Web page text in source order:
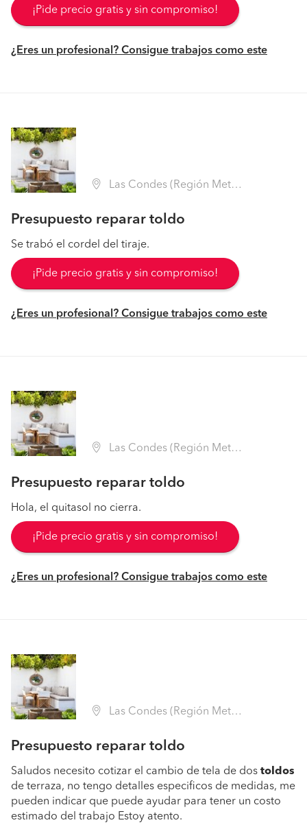
¡Pide precio gratis y sin compromiso!
¿Eres un profesional? Consigue trabajos como este
Las Condes (Región Metropolitana - Santiago)
Presupuesto reparar toldo
Se trabó el cordel del tiraje.
¡Pide precio gratis y sin compromiso!
¿Eres un profesional? Consigue trabajos como este
Las Condes (Región Metropolitana - Santiago)
Presupuesto reparar toldo
Hola, el quitasol no cierra.
¡Pide precio gratis y sin compromiso!
¿Eres un profesional? Consigue trabajos como este
Las Condes (Región Metropolitana - Santiago)
Presupuesto reparar toldo
Saludos necesito cotizar el cambio de tela de dos toldos
de terraza, no tengo detalles especificos de medidas, me
pueden indicar que puede ayudar para tener un costo
estimado del trabajo Estoy atento.